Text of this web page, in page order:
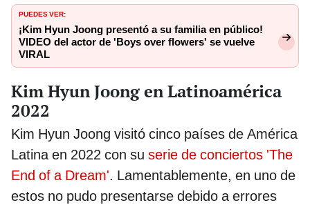
PUEDES VER:
¡Kim Hyun Joong presentó a su familia en público!
VIDEO del actor de 'Boys over flowers' se vuelve
VIRAL
Kim Hyun Joong en Latinoamérica
2022
Kim Hyun Joong visitó cinco países de América
Latina en 2022 con su serie de conciertos 'The
End of a Dream'. Lamentablemente, en uno de
estos no pudo presentarse debido a errores